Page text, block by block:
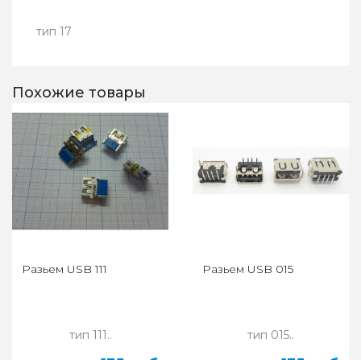
тип 17
Похожие товары
Разьем USB 111
тип 111..
Разьем USB 015
тип 015..